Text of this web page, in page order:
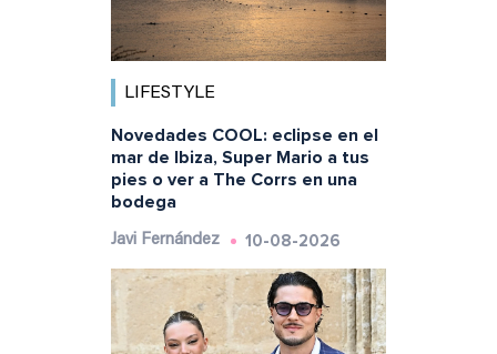
LIFESTYLE
Novedades COOL: eclipse en el
mar de Ibiza, Super Mario a tus
pies o ver a The Corrs en una
bodega
Javi Fernández 10-08-2026